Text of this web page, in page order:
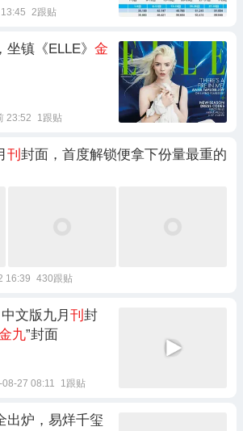
2跟贴
镇《ELLE》 金
23:52 1跟贴
刊 封面，首度解锁便拿下份量最重的
16:39 430跟贴
文版九月 刊 封
九”封面
27 08:11 1跟贴
出炉，易烊千玺